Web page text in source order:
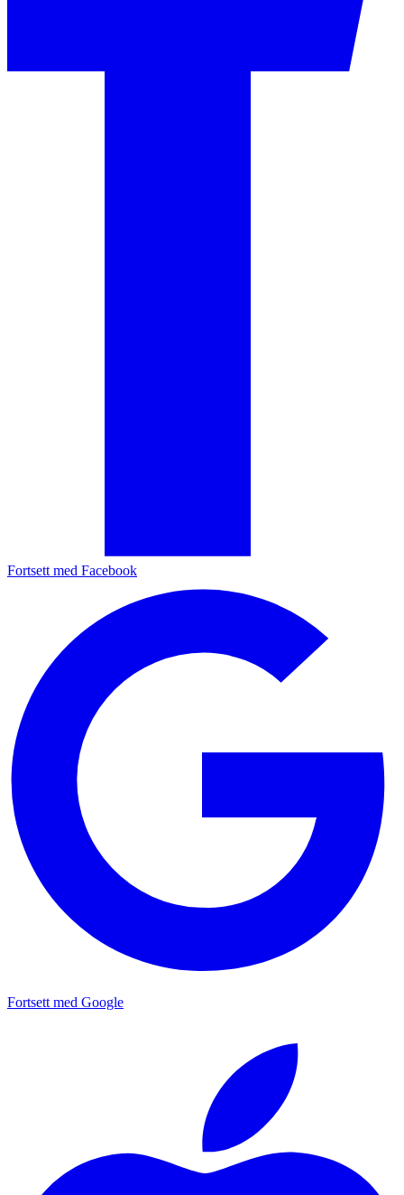
Fortsett med Facebook
Fortsett med Google